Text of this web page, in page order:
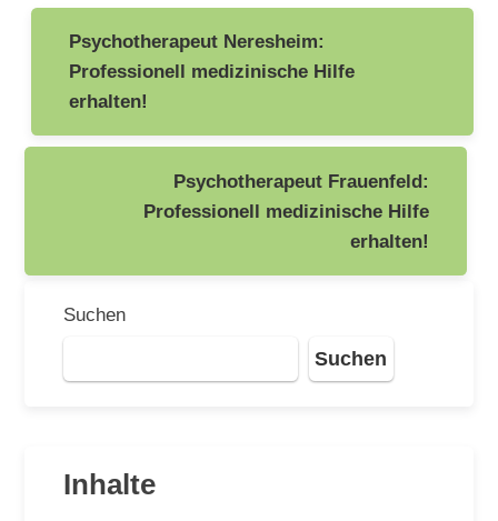
Beitragsnavigation
Psychotherapeut Neresheim:
Professionell medizinische Hilfe
erhalten!
Psychotherapeut Frauenfeld:
Professionell medizinische Hilfe
erhalten!
Suchen
Suchen
Inhalte